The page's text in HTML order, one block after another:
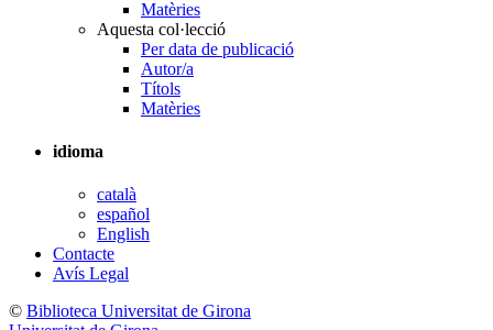
Matèries
Aquesta col·lecció
Per data de publicació
Autor/a
Títols
Matèries
idioma
català
español
English
Contacte
Avís Legal
© Biblioteca Universitat de Girona